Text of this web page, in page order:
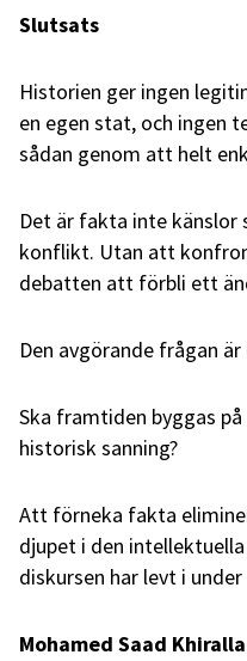
Slutsats
Historien ger ingen
en egen stat, och ingen
sådan genom att helt
Det är fakta inte känslor
konflikt. Utan att
debatten att förbli ett
Den avgörande frågan
Ska framtiden byggas
historisk sanning?
Att förneka fakta
djupet i den
diskursen har levt i
Mohamed Saad Khiralla